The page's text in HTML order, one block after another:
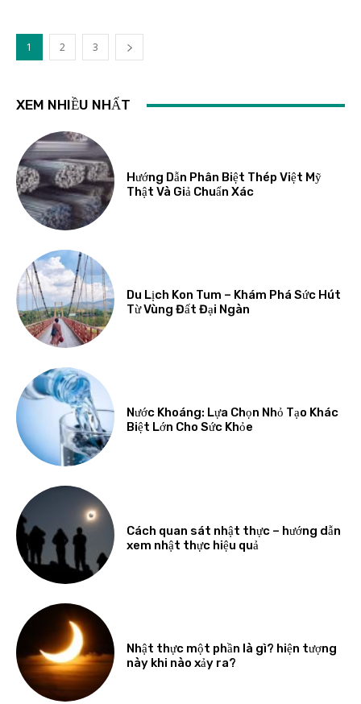
1 2 3
XEM NHIỀU NHẤT
Hướng Dẫn Phân Biệt Thép Việt Mỹ
Thật Và Giả Chuẩn Xác
Du Lịch Kon Tum – Khám Phá Sức Hút
Từ Vùng Đất Đại Ngàn
Nước Khoáng: Lựa Chọn Nhỏ Tạo Khác
Biệt Lớn Cho Sức Khỏe
Cách quan sát nhật thực – hướng dẫn
xem nhật thực hiệu quả
Nhật thực một phần là gì? hiện tượng
này khi nào xảy ra?